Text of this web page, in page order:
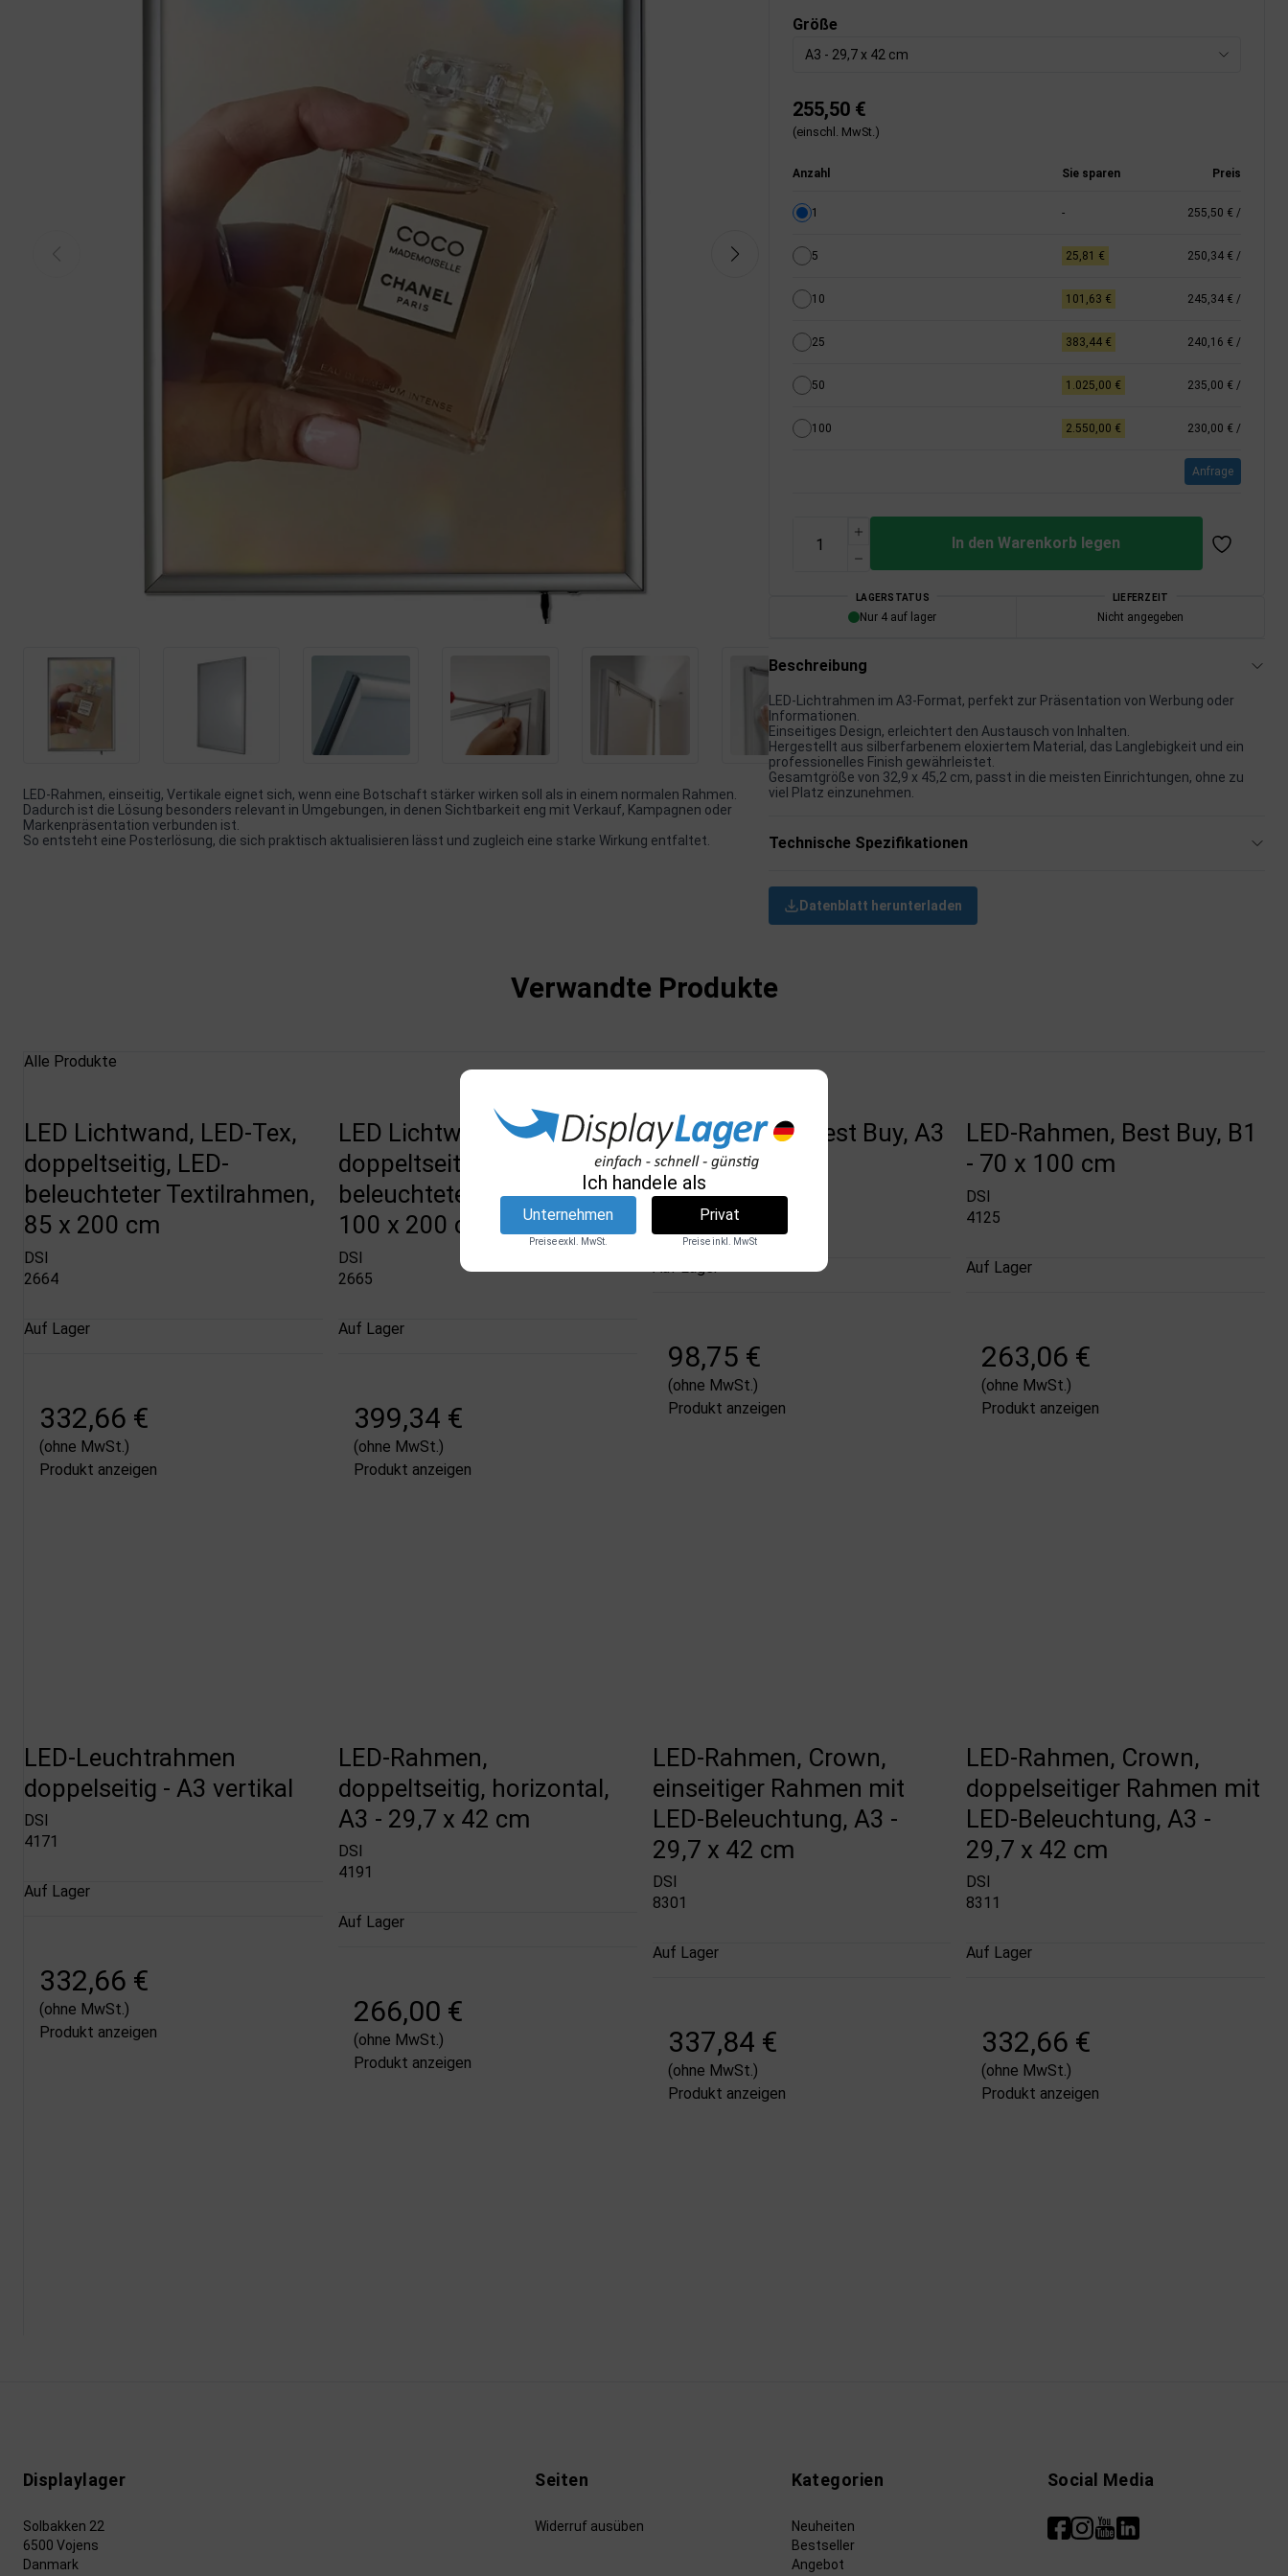
LED-Rahmen, einseitig, Vertikale eignet sich, wenn eine Botschaft stärker wirken soll als in einem normalen Rahmen.
Dadurch ist die Lösung besonders relevant in Umgebungen, in denen Sichtbarkeit eng mit Verkauf, Kampagnen oder
Markenpräsentation verbunden ist.
So entsteht eine Posterlösung, die sich praktisch aktualisieren lässt und zugleich eine starke Wirkung entfaltet.
Größe
A3 - 29,7 x 42 cm
255,50 €
(einschl. MwSt.)
Anzahl Sie sparen Preis
1 - 255,50 € /
5 25,81 € 250,34 € /
10 101,63 € 245,34 € /
25 383,44 € 240,16 € /
50 1.025,00 € 235,00 € /
100 2.550,00 € 230,00 € /
Anfrage
In den Warenkorb legen
LAGERSTATUS
Nur 4 auf lager
LIEFERZEIT
Nicht angegeben
Beschreibung
LED-Lichtrahmen im A3-Format, perfekt zur Präsentation von Werbung oder
Informationen.
Einseitiges Design, erleichtert den Austausch von Inhalten.
Hergestellt aus silberfarbenem eloxiertem Material, das Langlebigkeit und ein
professionelles Finish gewährleistet.
Gesamtgröße von 32,9 x 45,2 cm, passt in die meisten Einrichtungen, ohne zu
viel Platz einzunehmen.
Technische Spezifikationen
Datenblatt herunterladen
Verwandte Produkte
Alle Produkte
LED Lichtwand, LED-Tex,
doppeltseitig, LED-
beleuchteter Textilrahmen,
85 x 200 cm
DSI
2664
Auf Lager
332,66 €
(ohne MwSt.)
Produkt anzeigen
LED Lichtwand, LED-Tex,
doppeltseitig, LED-
beleuchteter Textilrahmen,
100 x 200 cm
DSI
2665
Auf Lager
399,34 €
(ohne MwSt.)
Produkt anzeigen
LED-Rahmen, Best Buy, A3
- 29,7 x 42 cm
DSI
98,75 €
(ohne MwSt.)
Produkt anzeigen
LED-Rahmen, Best Buy, B1
- 70 x 100 cm
DSI
4125
Auf Lager
263,06 €
(ohne MwSt.)
Produkt anzeigen
LED-Leuchtrahmen
doppelseitig - A3 vertikal
DSI
4171
Auf Lager
332,66 €
(ohne MwSt.)
Produkt anzeigen
LED-Rahmen,
doppeltseitig, horizontal,
A3 - 29,7 x 42 cm
DSI
4191
Auf Lager
266,00 €
(ohne MwSt.)
Produkt anzeigen
LED-Rahmen, Crown,
einseitiger Rahmen mit
LED-Beleuchtung, A3 -
29,7 x 42 cm
DSI
8301
Auf Lager
337,84 €
(ohne MwSt.)
Produkt anzeigen
LED-Rahmen, Crown,
doppelseitiger Rahmen mit
LED-Beleuchtung, A3 -
29,7 x 42 cm
DSI
8311
Auf Lager
332,66 €
(ohne MwSt.)
Produkt anzeigen
Displaylager
Solbakken 22
6500 Vojens
Danmark
Seiten
Widerruf ausüben
Kategorien
Neuheiten
Bestseller
Angebot
Social Media
Ich handele als
Unternehmen
Preise exkl. MwSt.
Privat
Preise inkl. MwSt